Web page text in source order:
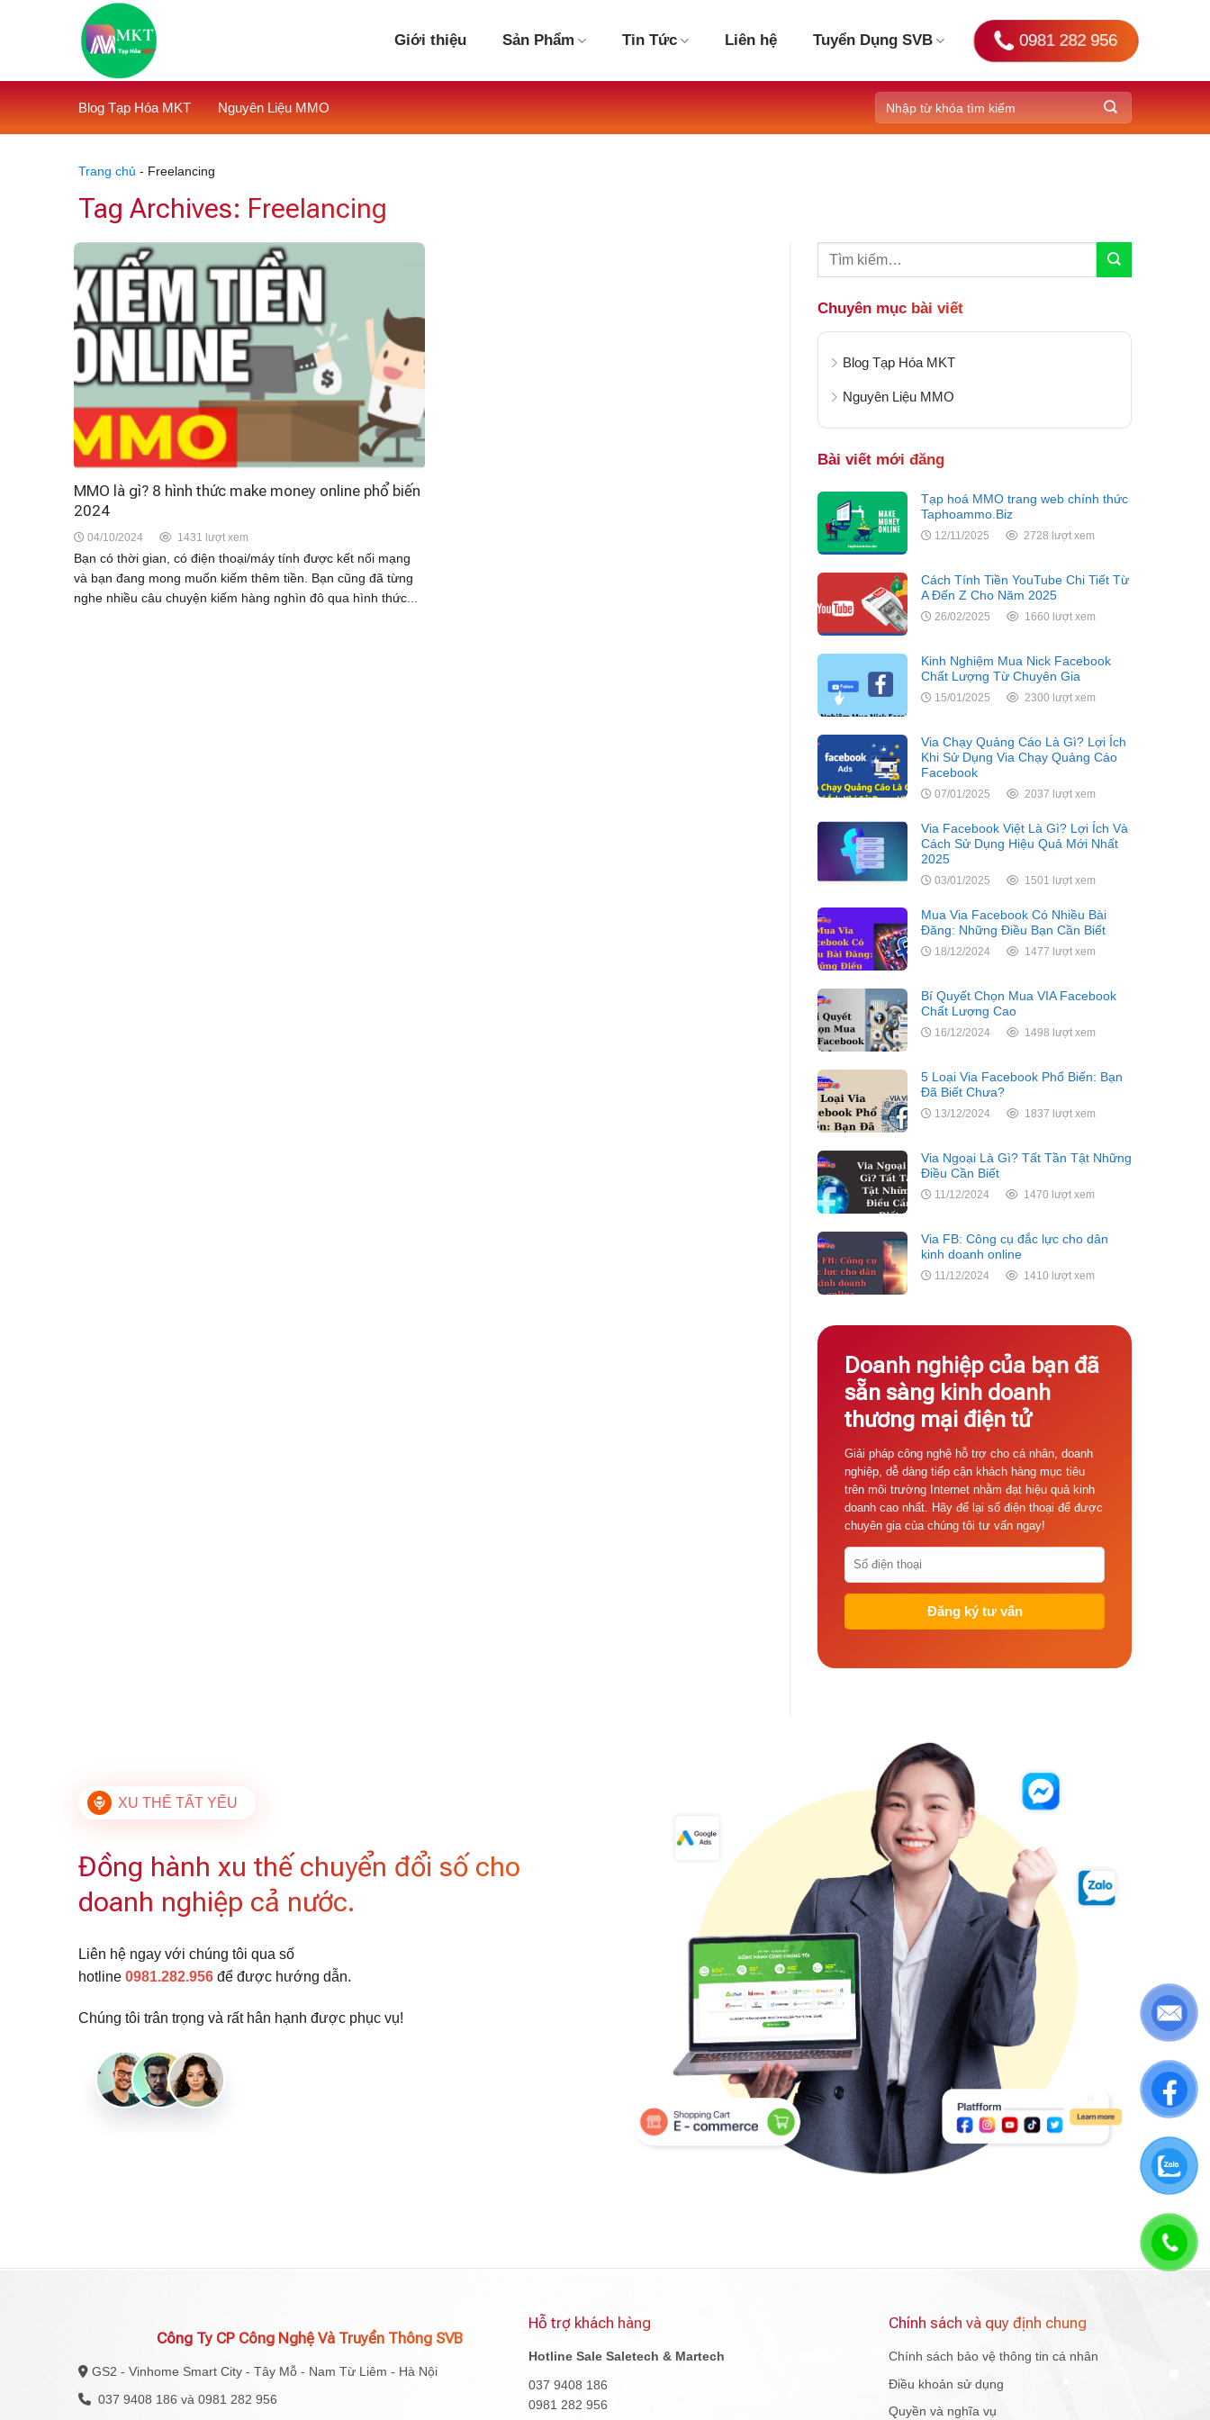
Giới thiệu Sản Phẩm Tin Tức Liên hệ Tuyển Dụng SVB 0981 282 956
Blog Tạp Hóa MKT Nguyên Liệu MMO
Trang chủ - Freelancing
Tag Archives: Freelancing
MMO là gì? 8 hình thức make money online phổ biến
2024
04/10/2024 1431 lượt xem
Bạn có thời gian, có điện thoại/máy tính được kết nối mạng
và bạn đang mong muốn kiếm thêm tiền. Bạn cũng đã từng
nghe nhiều câu chuyện kiếm hàng nghìn đô qua hình thức...
Chuyên mục bài viết
Blog Tạp Hóa MKT
Nguyên Liệu MMO
Bài viết mới đăng
Tạp hoá MMO trang web chính thức
Taphoammo.Biz
12/11/2025 2728 lượt xem
Cách Tính Tiền YouTube Chi Tiết Từ
A Đến Z Cho Năm 2025
26/02/2025 1660 lượt xem
Kinh Nghiệm Mua Nick Facebook
Chất Lượng Từ Chuyên Gia
15/01/2025 2300 lượt xem
Via Chạy Quảng Cáo Là Gì? Lợi Ích
Khi Sử Dụng Via Chạy Quảng Cáo
Facebook
07/01/2025 2037 lượt xem
Via Facebook Việt Là Gì? Lợi Ích Và
Cách Sử Dụng Hiệu Quả Mới Nhất
2025
03/01/2025 1501 lượt xem
Mua Via Facebook Có Nhiều Bài
Đăng: Những Điều Bạn Cần Biết
18/12/2024 1477 lượt xem
Bí Quyết Chọn Mua VIA Facebook
Chất Lượng Cao
16/12/2024 1498 lượt xem
5 Loại Via Facebook Phổ Biến: Bạn
Đã Biết Chưa?
13/12/2024 1837 lượt xem
Via Ngoại Là Gì? Tất Tần Tật Những
Điều Cần Biết
11/12/2024 1470 lượt xem
Via FB: Công cụ đắc lực cho dân
kinh doanh online
11/12/2024 1410 lượt xem
Doanh nghiệp của bạn đã
sẵn sàng kinh doanh
thương mại điện tử
Giải pháp công nghệ hỗ trợ cho cá nhân, doanh
nghiệp, dễ dàng tiếp cận khách hàng mục tiêu
trên môi trường Internet nhằm đạt hiệu quả kinh
doanh cao nhất. Hãy để lại số điện thoại để được
chuyên gia của chúng tôi tư vấn ngay!
XU THẾ TẤT YẾU
Đồng hành xu thế chuyển đổi số cho
doanh nghiệp cả nước.
Liên hệ ngay với chúng tôi qua số
hotline 0981.282.956 để được hướng dẫn.
Chúng tôi trân trọng và rất hân hạnh được phục vụ!
Công Ty CP Công Nghệ Và Truyền Thông SVB
GS2 - Vinhome Smart City - Tây Mỗ - Nam Từ Liêm - Hà Nội
037 9408 186 và 0981 282 956
Hỗ trợ khách hàng
Hotline Sale Saletech & Martech
037 9408 186
0981 282 956
Chính sách và quy định chung
Chính sách bảo vệ thông tin cá nhân
Điều khoản sử dụng
Quyền và nghĩa vụ